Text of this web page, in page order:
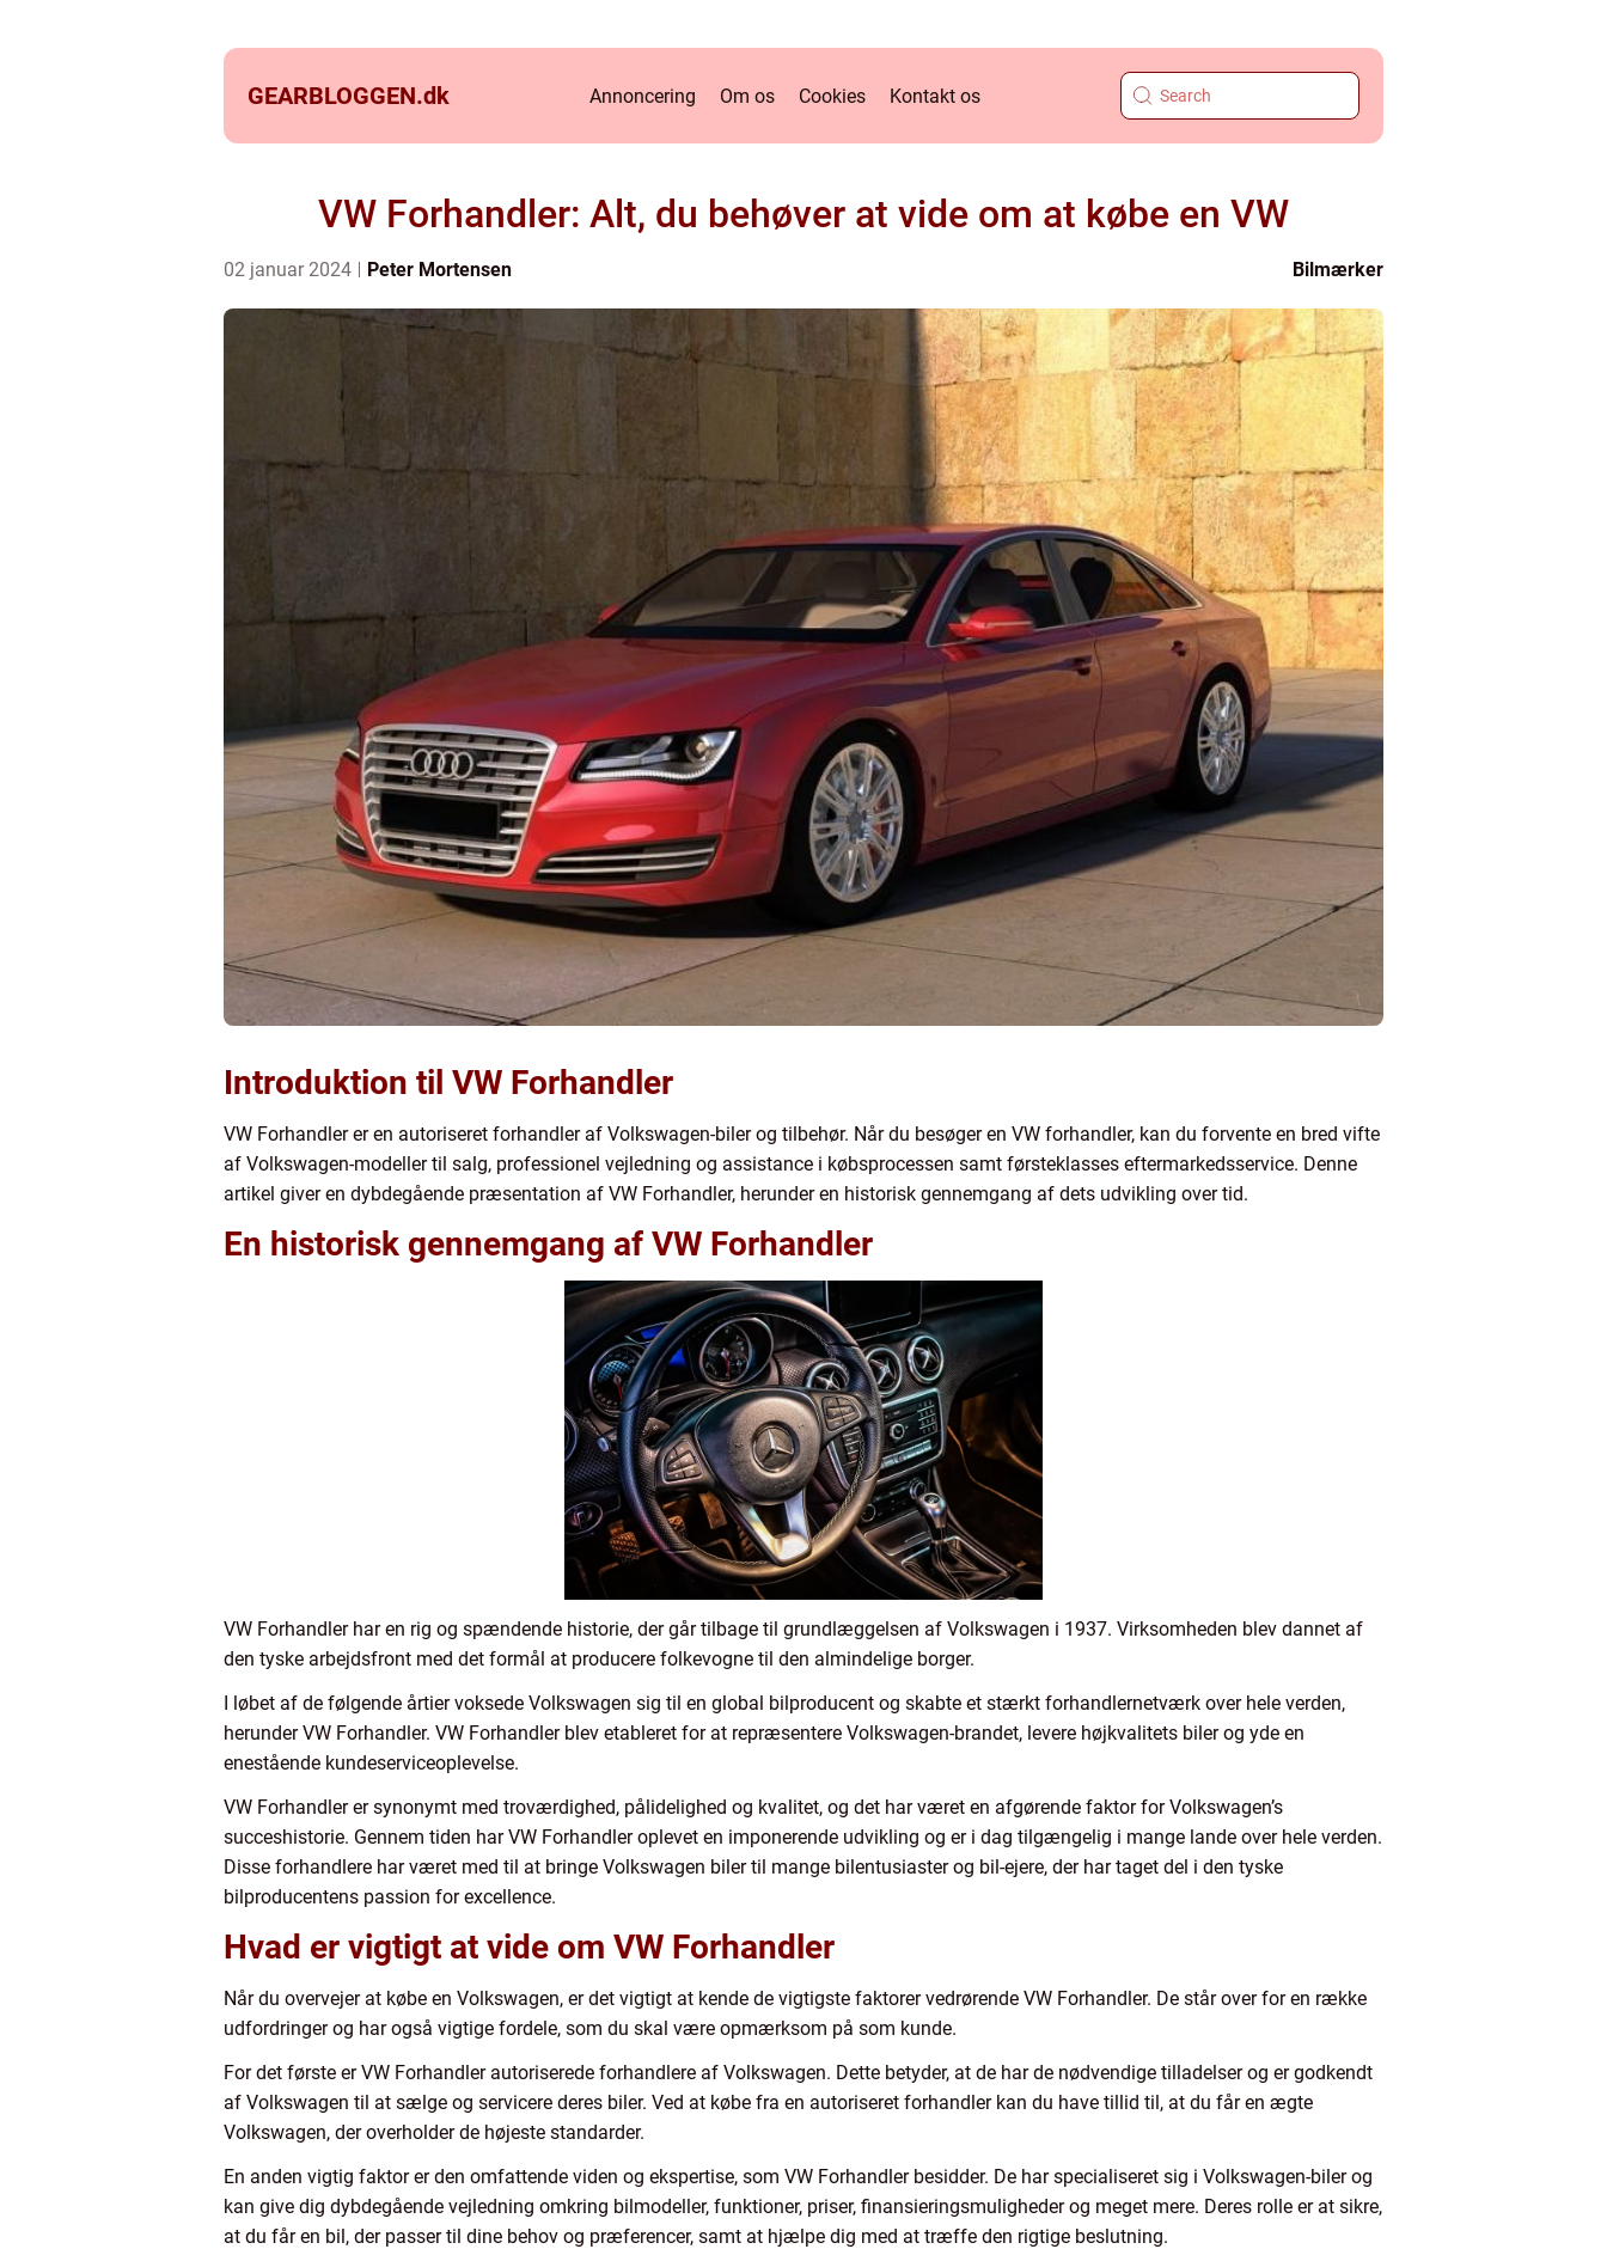
GEARBLOGGEN.dk Annoncering Om os Cookies Kontakt os
VW Forhandler: Alt, du behøver at vide om at købe en VW
02 januar 2024 Peter Mortensen Bilmærker
Introduktion til VW Forhandler
VW Forhandler er en autoriseret forhandler af Volkswagen-biler og tilbehør. Når du besøger en VW forhandler, kan du forvente en bred vifte
af Volkswagen-modeller til salg, professionel vejledning og assistance i købsprocessen samt førsteklasses eftermarkedsservice. Denne
artikel giver en dybdegående præsentation af VW Forhandler, herunder en historisk gennemgang af dets udvikling over tid.
En historisk gennemgang af VW Forhandler
VW Forhandler har en rig og spændende historie, der går tilbage til grundlæggelsen af Volkswagen i 1937. Virksomheden blev dannet af
den tyske arbejdsfront med det formål at producere folkevogne til den almindelige borger.
I løbet af de følgende årtier voksede Volkswagen sig til en global bilproducent og skabte et stærkt forhandlernetværk over hele verden,
herunder VW Forhandler. VW Forhandler blev etableret for at repræsentere Volkswagen-brandet, levere højkvalitets biler og yde en
enestående kundeserviceoplevelse.
VW Forhandler er synonymt med troværdighed, pålidelighed og kvalitet, og det har været en afgørende faktor for Volkswagen’s
succeshistorie. Gennem tiden har VW Forhandler oplevet en imponerende udvikling og er i dag tilgængelig i mange lande over hele verden.
Disse forhandlere har været med til at bringe Volkswagen biler til mange bilentusiaster og bil-ejere, der har taget del i den tyske
bilproducentens passion for excellence.
Hvad er vigtigt at vide om VW Forhandler
Når du overvejer at købe en Volkswagen, er det vigtigt at kende de vigtigste faktorer vedrørende VW Forhandler. De står over for en række
udfordringer og har også vigtige fordele, som du skal være opmærksom på som kunde.
For det første er VW Forhandler autoriserede forhandlere af Volkswagen. Dette betyder, at de har de nødvendige tilladelser og er godkendt
af Volkswagen til at sælge og servicere deres biler. Ved at købe fra en autoriseret forhandler kan du have tillid til, at du får en ægte
Volkswagen, der overholder de højeste standarder.
En anden vigtig faktor er den omfattende viden og ekspertise, som VW Forhandler besidder. De har specialiseret sig i Volkswagen-biler og
kan give dig dybdegående vejledning omkring bilmodeller, funktioner, priser, finansieringsmuligheder og meget mere. Deres rolle er at sikre,
at du får en bil, der passer til dine behov og præferencer, samt at hjælpe dig med at træffe den rigtige beslutning.